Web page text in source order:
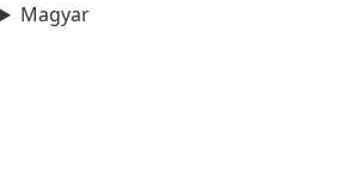
Magyar